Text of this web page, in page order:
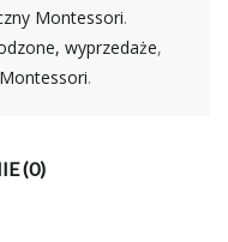
Montessori.
wyprzedaże,
.
(0)